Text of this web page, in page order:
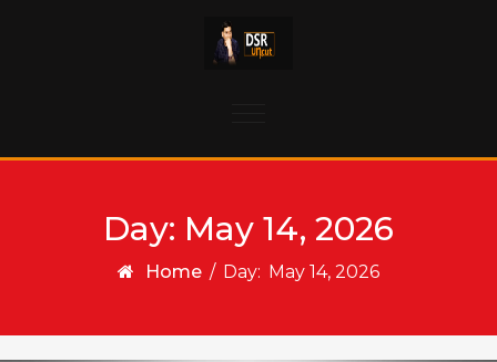
Day: May 14, 2026
Home / Day: May 14, 2026